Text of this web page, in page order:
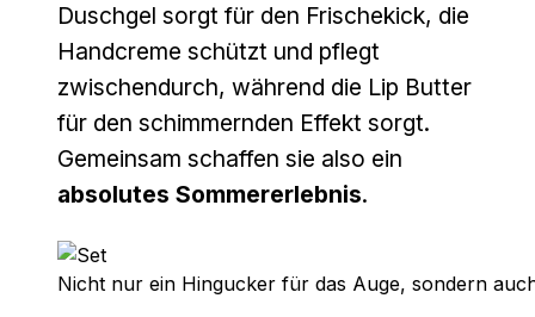
Duschgel sorgt für den Frischekick, die
Handcreme schützt und pflegt
zwischendurch, während die Lip Butter
für den schimmernden Effekt sorgt.
Gemeinsam schaffen sie also ein
absolutes Sommererlebnis.
Nicht nur ein Hingucker für das Auge, sondern